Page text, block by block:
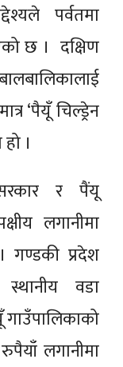
पर्वतमा
छ । दक्षिण
‘पैयूँ चिल्ड्रेन
।
र पैंयू
लगानीमा
गण्डकी प्रदेश
वडा
लगानीमा